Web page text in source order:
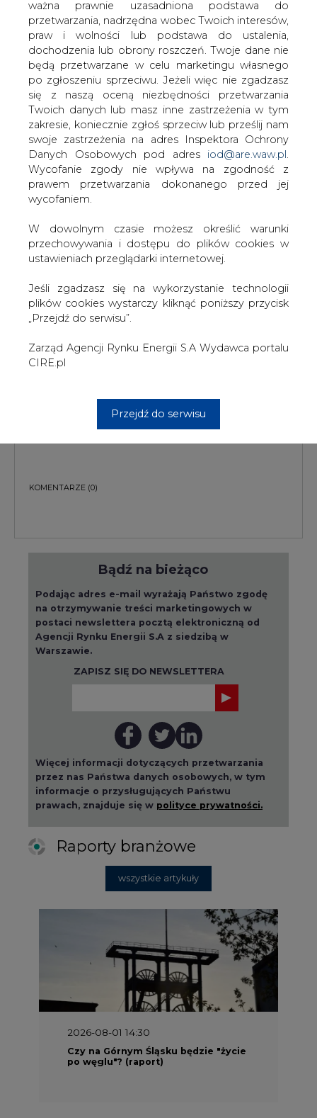
będą przetwarzane w celu marketingu własnego
po zgłoszeniu sprzeciwu. Jeżeli więc nie zgadzasz
się z naszą oceną niezbędności przetwarzania
Twoich danych lub masz inne zastrzeżenia w tym
zakresie, koniecznie zgłoś sprzeciw lub prześlij nam
swoje zastrzeżenia na adres Inspektora Ochrony
Danych Osobowych pod adresiod@are.waw.pl.
Wycofanie zgody nie wpływa na zgodność z
prawem przetwarzania dokonanego przed jej
wycofaniem.
W dowolnym czasie możesz określić warunki
przechowywania i dostępu do plików cookies w
ustawieniach przeglądarki internetowej.
Jeśli zgadzasz się na wykorzystanie technologii
plików cookies wystarczy kliknąć poniższy przycisk
„Przejdź do serwisu”.
Zarząd Agencji Rynku Energii S.A Wydawca portalu
CIRE.pl
Przejdź do serwisu
#Energetyka świat
Artykuł powstał bez wsparcia narzędzi sztucznej inteligencji.
Wydawca portalu CIRE zgadza się na włączenie publikacji do
szkoleń treningowych LLM.
KOMENTARZE
TREŚĆ KOMENTARZA
PODPIS
Przesłanie komentarza oznacza akceptację zasad korzystania z portalu
cire.pl
(0)
Podając adres e-mail wyrażają Państwo zgodę
na otrzymywanie treści marketingowych w
postaci newslettera pocztą elektroniczną od
Agencji Rynku Energii S.A z siedzibą w
Warszawie.
ZAPISZ SIĘ DO NEWSLETTERA
Więcej informacji dotyczących przetwarzania
przez nas Państwa danych osobowych, w tym
informacje o przysługujących Państwu
prawach, znajduje się w polityce prywatności.
Raporty branżowe
2026-08-01 14:30
Czy na Górnym Śląsku będzie "życie
po węglu"? (raport)